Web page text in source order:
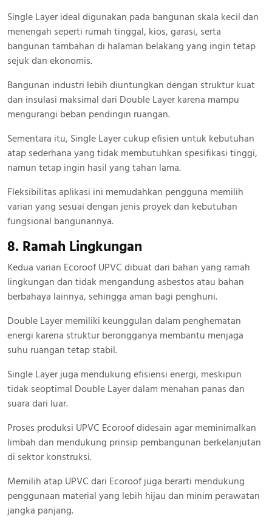
Single Layer ideal digunakan pada bangunan skala kecil dan
menengah seperti rumah tinggal, kios, garasi, serta
bangunan tambahan di halaman belakang yang ingin tetap
sejuk dan ekonomis.
Bangunan industri lebih diuntungkan dengan struktur kuat
dan insulasi maksimal dari Double Layer karena mampu
mengurangi beban pendingin ruangan.
Sementara itu, Single Layer cukup efisien untuk kebutuhan
atap sederhana yang tidak membutuhkan spesifikasi tinggi,
namun tetap ingin hasil yang tahan lama.
Fleksibilitas aplikasi ini memudahkan pengguna memilih
varian yang sesuai dengan jenis proyek dan kebutuhan
fungsional bangunannya.
8. Ramah Lingkungan
Kedua varian Ecoroof UPVC dibuat dari bahan yang ramah
lingkungan dan tidak mengandung asbestos atau bahan
berbahaya lainnya, sehingga aman bagi penghuni.
Double Layer memiliki keunggulan dalam penghematan
energi karena struktur berongganya membantu menjaga
suhu ruangan tetap stabil.
Single Layer juga mendukung efisiensi energi, meskipun
tidak seoptimal Double Layer dalam menahan panas dan
suara dari luar.
Proses produksi UPVC Ecoroof didesain agar meminimalkan
limbah dan mendukung prinsip pembangunan berkelanjutan
di sektor konstruksi.
Memilih atap UPVC dari Ecoroof juga berarti mendukung
penggunaan material yang lebih hijau dan minim perawatan
jangka panjang.